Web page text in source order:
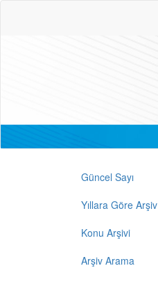
Güncel Sayı
Yıllara Göre Arşiv
Konu Arşivi
Arşiv Arama